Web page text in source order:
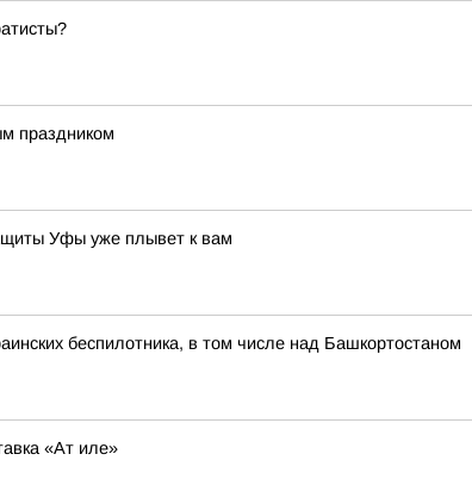
праздником
Уфы уже плывет к вам
беспилотника, в том числе над Башкортостаном
«Ат иле»